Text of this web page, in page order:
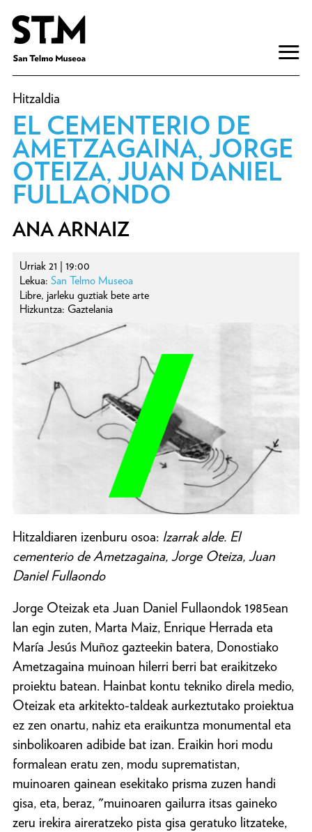
Hitzaldia
EL CEMENTERIO DE
AMETZAGAINA, JORGE
OTEIZA, JUAN DANIEL
FULLAONDO
ANA ARNAIZ
Urriak 21 | 19:00
Lekua: San Telmo Museoa
Libre, jarleku guztiak bete arte
Hizkuntza: Gaztelania
Hitzaldiaren izenburu osoa: Izarrak alde. El
cementerio de Ametzagaina, Jorge Oteiza, Juan
Daniel Fullaondo
Jorge Oteizak eta Juan Daniel Fullaondok 1985ean
lan egin zuten, Marta Maiz, Enrique Herrada eta
María Jesús Muñoz gazteekin batera, Donostiako
Ametzagaina muinoan hilerri berri bat eraikitzeko
proiektu batean. Hainbat kontu tekniko direla medio,
Oteizak eta arkitekto-taldeak aurkeztutako proiektua
ez zen onartu, nahiz eta eraikuntza monumental eta
sinbolikoaren adibide bat izan. Eraikin hori modu
formalean eratu zen, modu suprematistan,
muinoaren gainean esekitako prisma zuzen handi
gisa, eta, beraz, "muinoaren gailurra itsas gaineko
zeru irekira aireratzeko pista gisa geratuko litzateke,